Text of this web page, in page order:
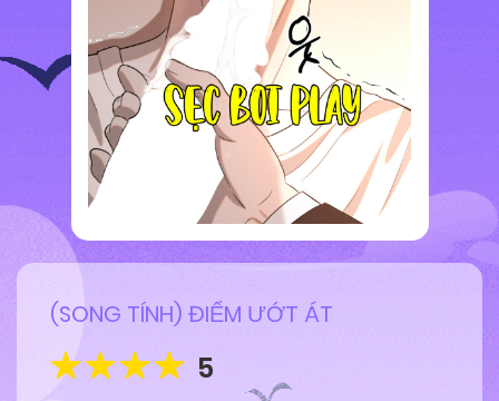
(SONG TÍNH) ĐIỂM ƯỚT ÁT
5